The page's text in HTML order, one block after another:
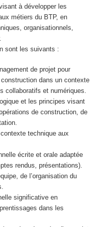
à développer les
métiers du BTP, en
organisationnels,
sont les suivants :
de projet pour
dans un contexte
collaboratifs et numériques.
et les principes visant
de construction, de
technique aux
écrite et orale adaptée
rendus, présentations).
de l’organisation du
significative en
dans les